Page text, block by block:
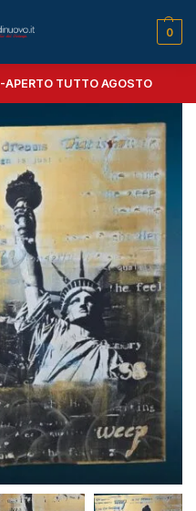
0
APERTO TUTTO AGOSTO